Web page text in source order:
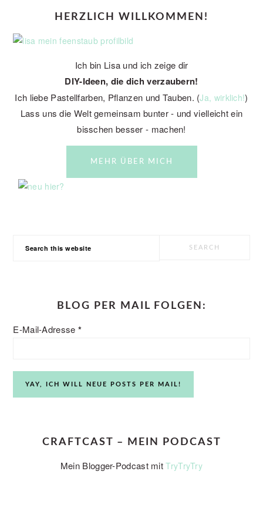
HERZLICH WILLKOMMEN!
Ich bin Lisa und ich zeige dir
DIY-Ideen, die dich verzaubern!
Ich liebe Pastellfarben, Pflanzen und Tauben. (Ja, wirklich!)
Lass uns die Welt gemeinsam bunter - und vielleicht ein
bisschen besser - machen!
MEHR ÜBER MICH
BLOG PER MAIL FOLGEN:
E-Mail-Adresse *
CRAFTCAST – MEIN PODCAST
Mein Blogger-Podcast mitTryTryTry